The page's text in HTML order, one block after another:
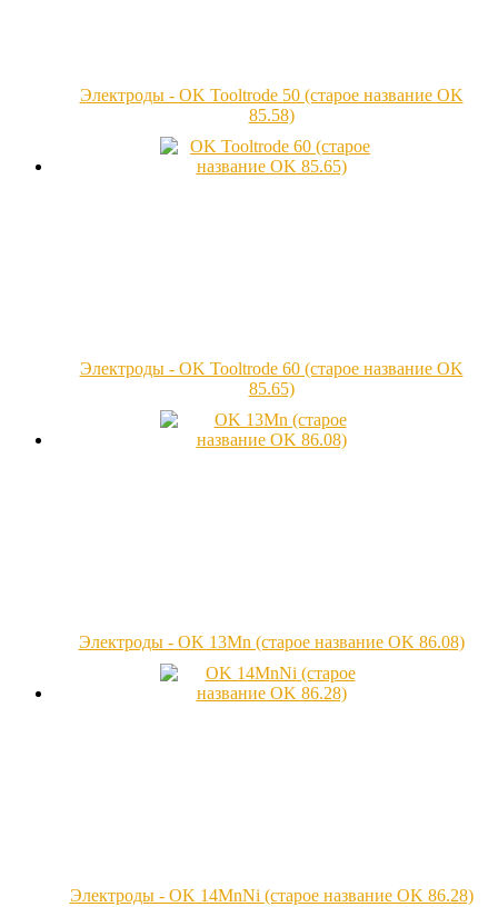
Электроды - OK Tooltrode 50 (старое название OK
85.58)
Электроды - OK Tooltrode 60 (старое название OK
85.65)
Электроды - OK 13Mn (старое название OK 86.08)
Электроды - OK 14MnNi (старое название OK 86.28)